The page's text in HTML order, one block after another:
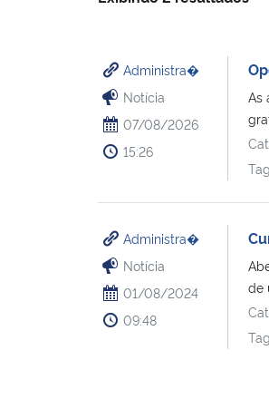
Administra�
Notícia
07/08/2026
15:26
As
Administra�
Notícia
01/08/2024
09:48
de